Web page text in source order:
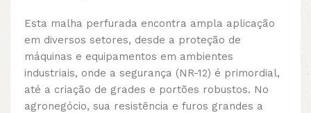
Esta malha perfurada encontra ampla aplicação
em diversos setores, desde a proteção de
máquinas e equipamentos em ambientes
industriais, onde a segurança (NR-12) é primordial,
até a criação de grades e portões robustos. No
agronegócio, sua resistência e furos grandes a